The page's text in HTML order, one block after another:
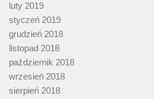
luty 2019
styczeń 2019
grudzień 2018
listopad 2018
październik 2018
wrzesień 2018
sierpień 2018